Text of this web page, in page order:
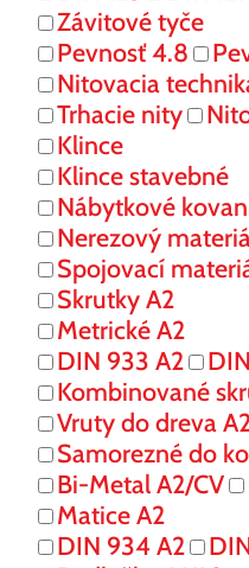
Závitové tyče
Pevnosť 4.8
Nitovacia
Trhacie nity
Klince
Klince stavebné
Nábytkové
Nerezový
Spojovací
Skrutky A2
Metrické A2
DIN 933 A2
Kombinované
Vruty do dreva
Samorezné do
Bi-Metal A2/CV
Matice A2
DIN 934 A2